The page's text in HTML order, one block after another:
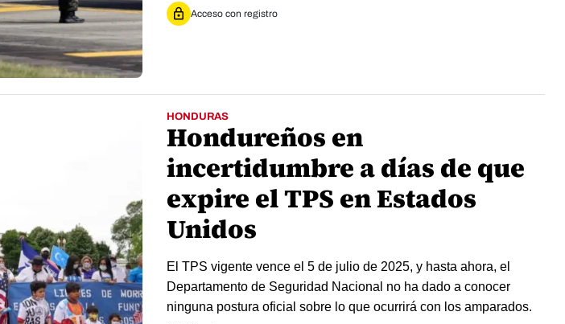
Acceso con registro
HONDURAS
Hondureños en
incertidumbre a días de que
expire el TPS en Estados
Unidos
El TPS vigente vence el 5 de julio de 2025, y hasta ahora, el
Departamento de Seguridad Nacional no ha dado a conocer
ninguna postura oficial sobre lo que ocurrirá con los amparados.